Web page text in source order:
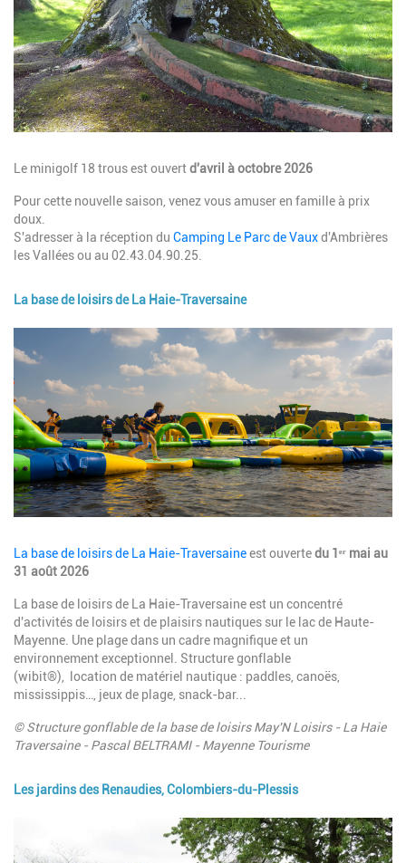
Description
Le minigolf 18 trous est ouvertd'avril à octobre 2026
Pour cette nouvelle saison, venez vous amuser en famille à prix
doux.
S'adresser à la réception du Camping Le Parc de Vauxd'Ambrières
les Vallées ou au 02.43.04.90.25.
La base de loisirs de La Haie-Traversaine
Description
La base de loisirs de La Haie-Traversaineest ouvertedu 1ᵉʳ mai au
31 août 2026
La base de loisirs de La Haie-Traversaine est un concentré
d'activités de loisirs et de plaisirs nautiques sur le lac de Haute-
Mayenne. Une plage dans un cadre magnifique et un
environnement exceptionnel. Structure gonflable
(wibit®), location de matériel nautique : paddles, canoës,
mississippis…, jeux de plage, snack-bar...
© Structure gonflable de la base de loisirs May'N Loisirs - La Haie
Traversaine - Pascal BELTRAMI - Mayenne Tourisme
Les jardins des Renaudies, Colombiers-du-Plessis